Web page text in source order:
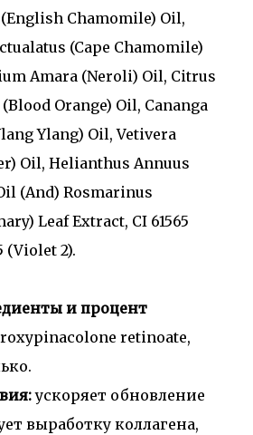
Chamomile) Oil,
(Cape Chamomile)
Amara (Neroli) Oil, Citrus
Orange) Oil, Cananga
Ylang) Oil, Vetivera
Oil, Helianthus Annuus
(And) Rosmarinus
Leaf Extract, CI 61565
(Violet 2).
и процент
retinoate,
ускоряет обновление
выработку коллагена,